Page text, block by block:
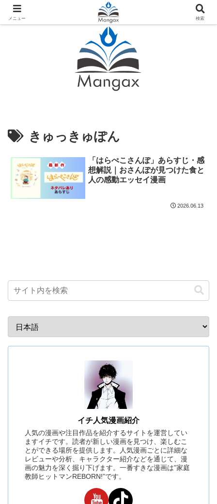
人気おすすめ漫画紹介ならMangax（マンガックス）
きゅっきゅぽん
「はらぺこさんぽ」あらすじ・感
想解説｜おさんぽが見つけた食と
人の感動エッセイ漫画
2026.06.13
イチ人気漫画紹介
人気の漫画や注目作品を紹介するサイトを運営してい
ますイチです。読者が新しい漫画を見つけ、楽しむこ
とができる場所を提供します。人気漫画ごとに詳細な
レビューや分析、キャラクター紹介などを通じて、漫
画の魅力を深く掘り下げます。一番すきな漫画は”家庭
教師ヒットマンREBORN!”です。
メニュー 検索